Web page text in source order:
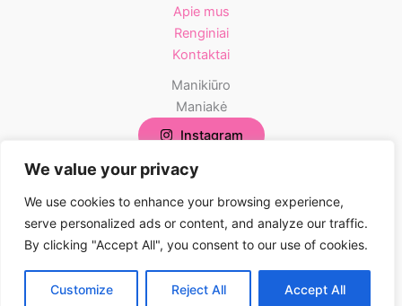
We value your privacy
We use cookies to enhance your browsing experience,
serve personalized ads or content, and analyze our traffic.
By clicking "Accept All", you consent to our use of cookies.
Customize Reject All Accept All
Apie mus
Renginiai
Kontaktai
Manikiūro
Maniakė
Instagram
Facebook
Akademija
Instagram